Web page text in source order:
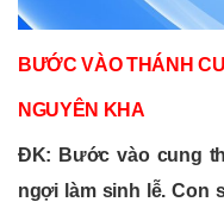
BƯỚC VÀO THÁNH
NGUYÊN KHA
ĐK: Bước vào cung
ngợi làm sinh lễ. Con